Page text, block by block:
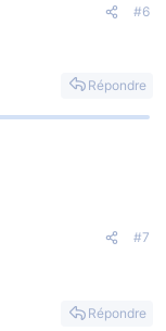
#6
Répondre
#7
Répondre